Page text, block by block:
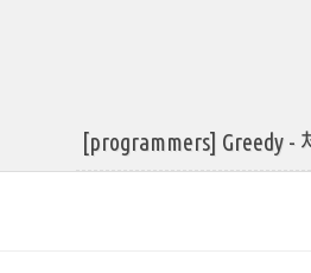
[programmers] Greedy -